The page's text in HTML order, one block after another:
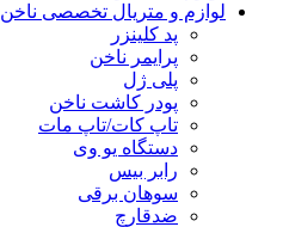
لوازم و متریال تخصصی ناخن
پد کلینزر
پرایمر ناخن
پلی ژل
پودر کاشت ناخن
تاپ کات/تاپ مات
دستگاه یو وی
رابر بیس
سوهان برقی
ضدقارچ